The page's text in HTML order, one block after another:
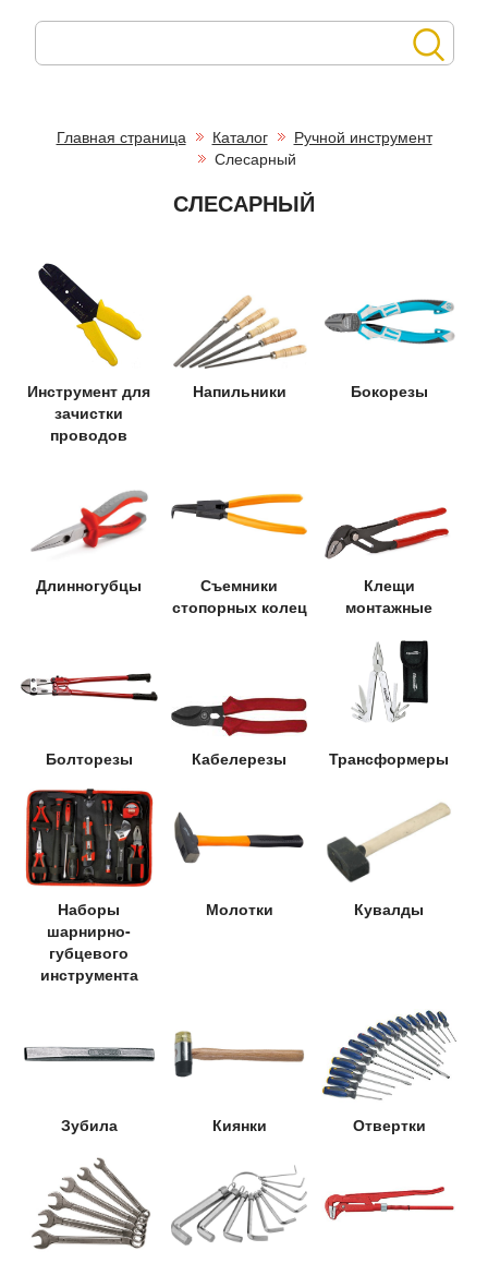
Главная страница Каталог
Ручной инструмент
Слесарный
СЛЕСАРНЫЙ
Инструмент для
зачистки
проводов
Напильники Бокорезы
Длинногубцы
Съемники
стопорных колец
Клещи
монтажные
Болторезы Кабелерезы Трансформеры
Наборы
шарнирно-
губцевого
инструмента
Молотки Кувалды
Зубила Киянки Отвертки